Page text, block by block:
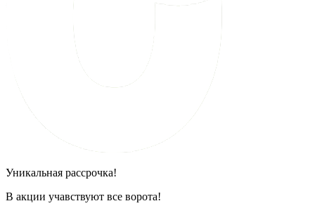
Уникальная рассрочка!
В акции учавствуют все ворота!